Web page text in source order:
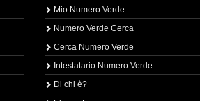
Mio Numero Verde
Numero Verde Cerca
Cerca Numero Verde
Intestatario Numero Verde
Di chi è?